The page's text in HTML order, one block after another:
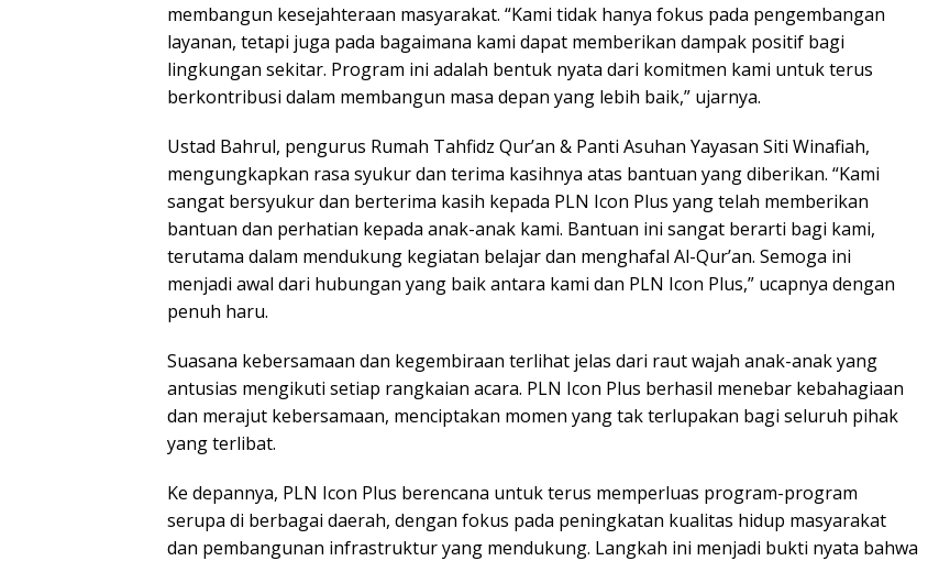
membangun kesejahteraan masyarakat. “Kami tidak hanya fokus pada pengembangan
layanan, tetapi juga pada bagaimana kami dapat memberikan dampak positif bagi
lingkungan sekitar. Program ini adalah bentuk nyata dari komitmen kami untuk terus
berkontribusi dalam membangun masa depan yang lebih baik,” ujarnya.
Ustad Bahrul, pengurus Rumah Tahfidz Qur’an & Panti Asuhan Yayasan Siti Winafiah,
mengungkapkan rasa syukur dan terima kasihnya atas bantuan yang diberikan. “Kami
sangat bersyukur dan berterima kasih kepada PLN Icon Plus yang telah memberikan
bantuan dan perhatian kepada anak-anak kami. Bantuan ini sangat berarti bagi kami,
terutama dalam mendukung kegiatan belajar dan menghafal Al-Qur’an. Semoga ini
menjadi awal dari hubungan yang baik antara kami dan PLN Icon Plus,” ucapnya dengan
penuh haru.
Suasana kebersamaan dan kegembiraan terlihat jelas dari raut wajah anak-anak yang
antusias mengikuti setiap rangkaian acara. PLN Icon Plus berhasil menebar kebahagiaan
dan merajut kebersamaan, menciptakan momen yang tak terlupakan bagi seluruh pihak
yang terlibat.
Ke depannya, PLN Icon Plus berencana untuk terus memperluas program-program
serupa di berbagai daerah, dengan fokus pada peningkatan kualitas hidup masyarakat
dan pembangunan infrastruktur yang mendukung. Langkah ini menjadi bukti nyata bahwa